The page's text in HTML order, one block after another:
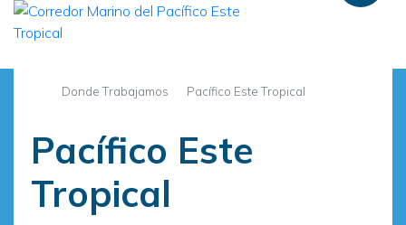
Pasar
Donde Trabajamos Pacífico Este Tropical
Pacífico Este
Tropical